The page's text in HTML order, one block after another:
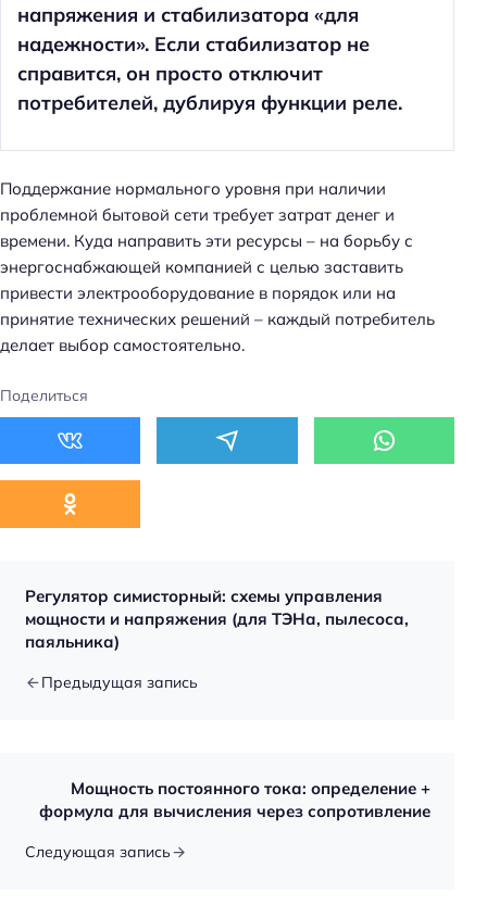
напряжения и стабилизатора «для
надежности». Если стабилизатор не
справится, он просто отключит
потребителей, дублируя функции реле.
Поддержание нормального уровня при наличии
проблемной бытовой сети требует затрат денег и
времени. Куда направить эти ресурсы – на борьбу с
энергоснабжающей компанией с целью заставить
привести электрооборудование в порядок или на
принятие технических решений – каждый потребитель
делает выбор самостоятельно.
Поделиться
Регулятор симисторный: схемы управления
мощности и напряжения (для ТЭНа, пылесоса,
паяльника)
Предыдущая запись
Мощность постоянного тока: определение +
формула для вычисления через сопротивление
Следующая запись